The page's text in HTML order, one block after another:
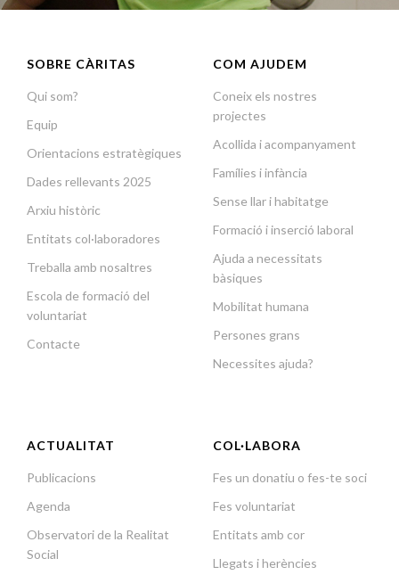
SOBRE CÀRITAS
Qui som?
Equip
Orientacions estratègiques
Dades rellevants 2025
Arxiu històric
Entitats col·laboradores
Treballa amb nosaltres
Escola de formació del
voluntariat
Contacte
COM AJUDEM
Coneix els nostres
projectes
Acollida i acompanyament
Famílies i infància
Sense llar i habitatge
Formació i inserció laboral
Ajuda a necessitats
bàsiques
Mobilitat humana
Persones grans
Necessites ajuda?
ACTUALITAT
Publicacions
Agenda
Observatori de la Realitat
Social
COL·LABORA
Fes un donatiu o fes-te soci
Fes voluntariat
Entitats amb cor
Llegats i herències